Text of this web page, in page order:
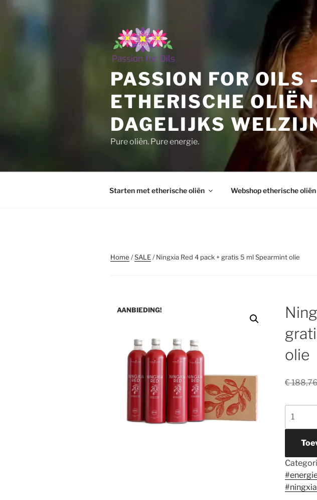
PASSION FOR OILS
ETHERISCHE
DAGELIJKS
Pure oliën. Pure energie.
Starten met etherische oliën Webshop etherische oliën
Home /SALE/ Ningxia Red 4 pack + gratis 5 ml Spearmint olie
AANBIEDING!
olie
€
Red
pack
+
gratis
5
ml